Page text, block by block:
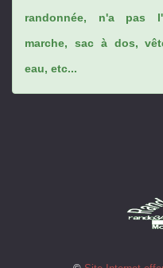
randonnée, n'a pas
marche, sac à dos,
eau, etc...